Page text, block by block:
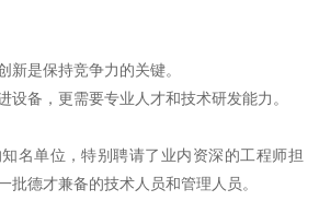
新是保持竞争力的关键。
设备，更需要专业人才和技术研发能力。
名单位，特别聘请了业内资深的工程师担
批德才兼备的技术人员和管理人员。